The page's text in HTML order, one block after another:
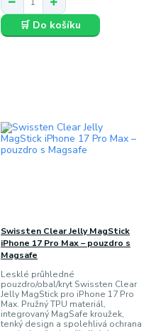
🛒 Do košíku
Swissten Clear Jelly MagStick
iPhone 17 Pro Max – pouzdro s
Magsafe
Lesklé průhledné
pouzdro/obal/kryt Swissten Clear
Jelly MagStick pro iPhone 17 Pro
Max. Pružný TPU materiál,
integrovaný MagSafe kroužek,
tenký design a spolehlivá ochrana